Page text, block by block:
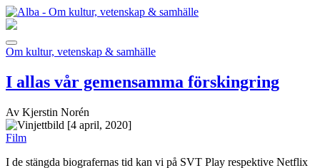
Om kultur, vetenskap & samhälle
I allas vår gemensamma förskingring
Av Kjerstin Norén
[4 april, 2020]
Film
I de stängda biografernas tid kan vi på SVT Play respektive Netflix